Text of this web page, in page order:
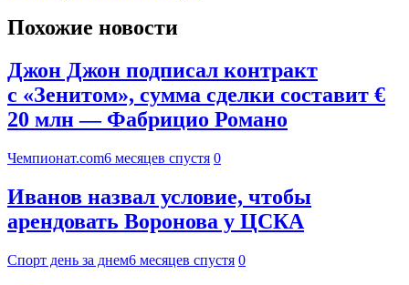
Похожие новости
Джон Джон подписал контракт
с «Зенитом», сумма сделки составит €
20 млн — Фабрицио Романо
Чемпионат.com6 месяцев спустя 0
Иванов назвал условие, чтобы
арендовать Воронова у ЦСКА
Спорт день за днем6 месяцев спустя 0